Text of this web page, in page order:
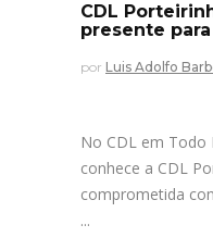
CDL
presente
por Luis Adolfo
No CDL em Todo
conhece a CDL
comprometida